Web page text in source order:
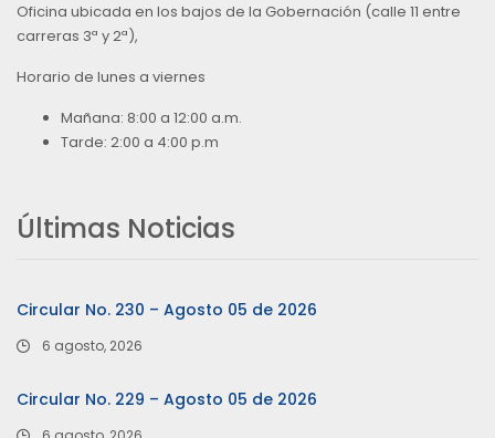
Oficina ubicada en los bajos de la Gobernación (calle 11 entre
carreras 3ª y 2ª),
Horario de lunes a viernes
Mañana: 8:00 a 12:00 a.m.
Tarde: 2:00 a 4:00 p.m
Últimas Noticias
Circular No. 230 – Agosto 05 de 2026
6 agosto, 2026
Circular No. 229 – Agosto 05 de 2026